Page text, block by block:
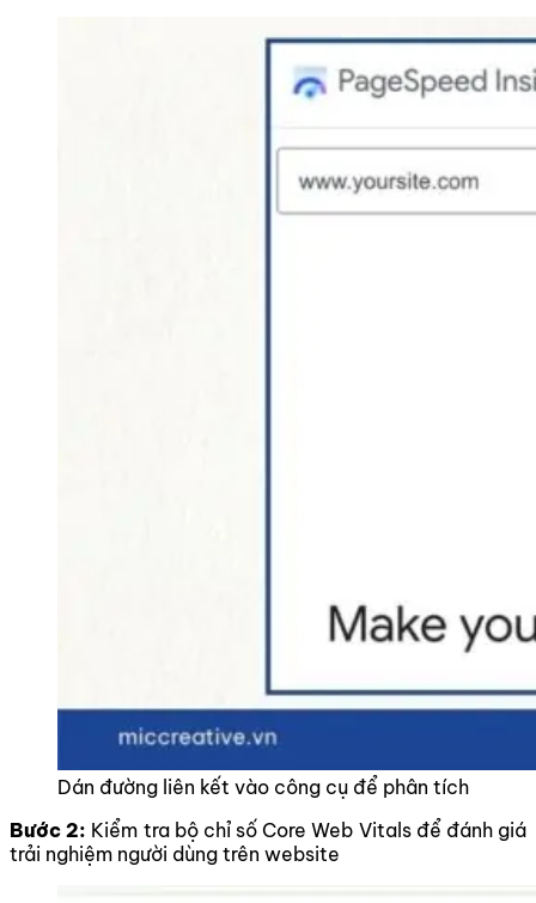
Dán đường liên kết vào công cụ để phân tích
Bước 2: Kiểm tra bộ chỉ số Core Web Vitals để đánh giá
trải nghiệm người dùng trên website